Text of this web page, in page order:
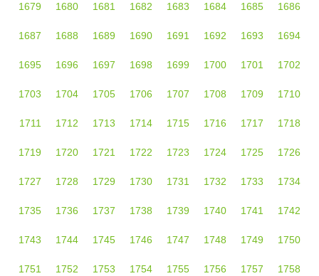
1679 1680 1681 1682 1683 1684 1685 1686
1687 1688 1689 1690 1691 1692 1693 1694
1695 1696 1697 1698 1699 1700 1701 1702
1703 1704 1705 1706 1707 1708 1709 1710
1711 1712 1713 1714 1715 1716 1717 1718
1719 1720 1721 1722 1723 1724 1725 1726
1727 1728 1729 1730 1731 1732 1733 1734
1735 1736 1737 1738 1739 1740 1741 1742
1743 1744 1745 1746 1747 1748 1749 1750
1751 1752 1753 1754 1755 1756 1757 1758